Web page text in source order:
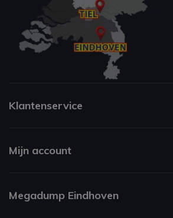
Klantenservice
Mijn account
Megadump Eindhoven